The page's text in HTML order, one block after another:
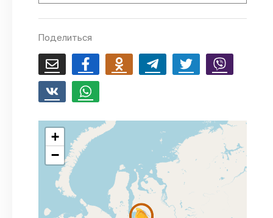
Поделиться
+
−